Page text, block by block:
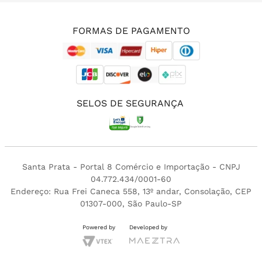
FORMAS DE PAGAMENTO
SELOS DE SEGURANÇA
Santa Prata - Portal 8 Comércio e Importação - CNPJ
04.772.434/0001-60
Endereço: Rua Frei Caneca 558, 13º andar, Consolação, CEP
01307-000, São Paulo-SP
Powered by Developed by